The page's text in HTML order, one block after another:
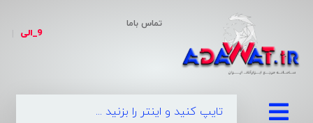
تماس باما
09